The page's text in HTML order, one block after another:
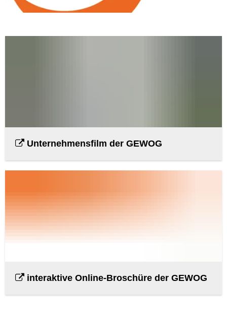
Unternehmensfilm der GEWOG
interaktive Online-Broschüre der GEWOG